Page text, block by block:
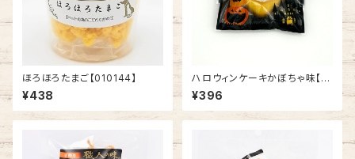
ほろほろたまご【010144】
¥438
ハロウィンケーキかぼちゃ味【01
0218】
¥396